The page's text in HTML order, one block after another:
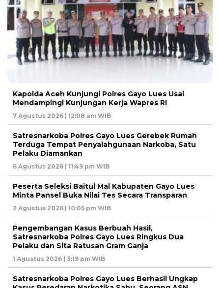
Kapolda Aceh Kunjungi Polres Gayo Lues Usai
Mendampingi Kunjungan Kerja Wapres RI
7 Agustus 2026 | 12:08 am WIB
Satresnarkoba Polres Gayo Lues Gerebek Rumah
Terduga Tempat Penyalahgunaan Narkoba, Satu
Pelaku Diamankan
6 Agustus 2026 | 11:49 pm WIB
Peserta Seleksi Baitul Mal Kabupaten Gayo Lues
Minta Pansel Buka Nilai Tes Secara Transparan
2 Agustus 2026 | 10:05 pm WIB
Pengembangan Kasus Berbuah Hasil,
Satresnarkoba Polres Gayo Lues Ringkus Dua
Pelaku dan Sita Ratusan Gram Ganja
1 Agustus 2026 | 3:19 pm WIB
Satresnarkoba Polres Gayo Lues Berhasil Ungkap